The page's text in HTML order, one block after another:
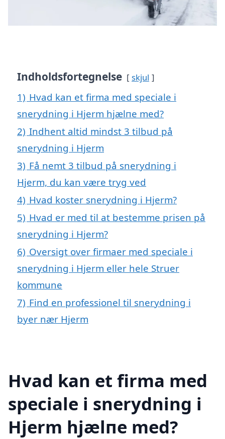
Indholdsfortegnelse skjul
1) Hvad kan et firma med speciale i
snerydning i Hjerm hjælпe med?
2) Indhent altid mindst 3 tilbud på
snerydning i Hjerm
3) Få nemt 3 tilbud på snerydning i
Hjerm, du kan være tryg ved
4) Hvad koster snerydning i Hjerm?
5) Hvad er med til at bestemme prisen på
snerydning i Hjerm?
6) Oversigt over firmaer med speciale i
snerydning i Hjerm eller hele Struer
kommune
7) Find en professionel til snerydning i
byer nær Hjerm
Hvad kan et firma med
speciale i snerydning i
Hjerm hjælпe med?